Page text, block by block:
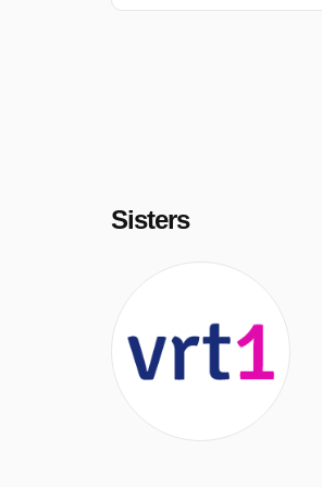
Sisters